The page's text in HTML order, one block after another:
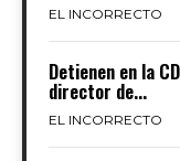
EL INCORRECTO
Detienen en la
director de...
EL INCORRECTO